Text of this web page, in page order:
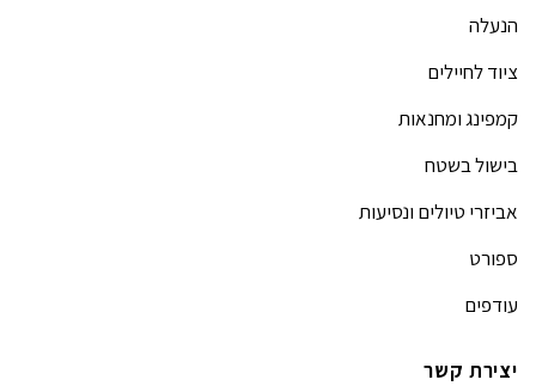
הנעלה
ציוד לחיילים
קמפינג ומחנאות
בישול בשטח
אביזרי טיולים ונסיעות
ספורט
עודפים
יצירת קשר